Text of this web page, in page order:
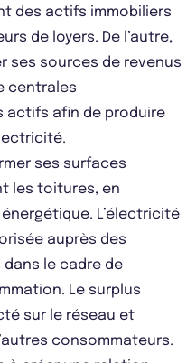
des actifs immobiliers
de loyers. De l’autre,
ses sources de revenus
centrales
actifs afin de produire
ses surfaces
les toitures, en
L’électricité
auprès des
le cadre de
Le surplus
sur le réseau et
consommateurs.